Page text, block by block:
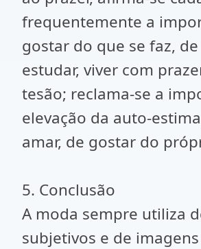
frequentemente a
gostar do que se faz,
estudar, viver com
tesão; reclama-se a
elevação da auto-
amar, de gostar do
5. Conclusão
A moda sempre utiliza
subjetivos e de